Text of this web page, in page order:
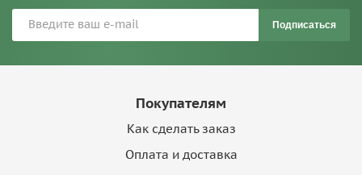
Подписаться
Покупателям
Как сделать заказ
Оплата и доставка